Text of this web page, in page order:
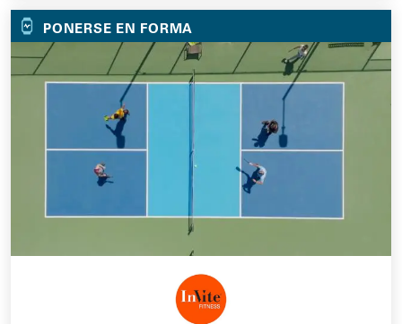
PONERSE EN FORMA